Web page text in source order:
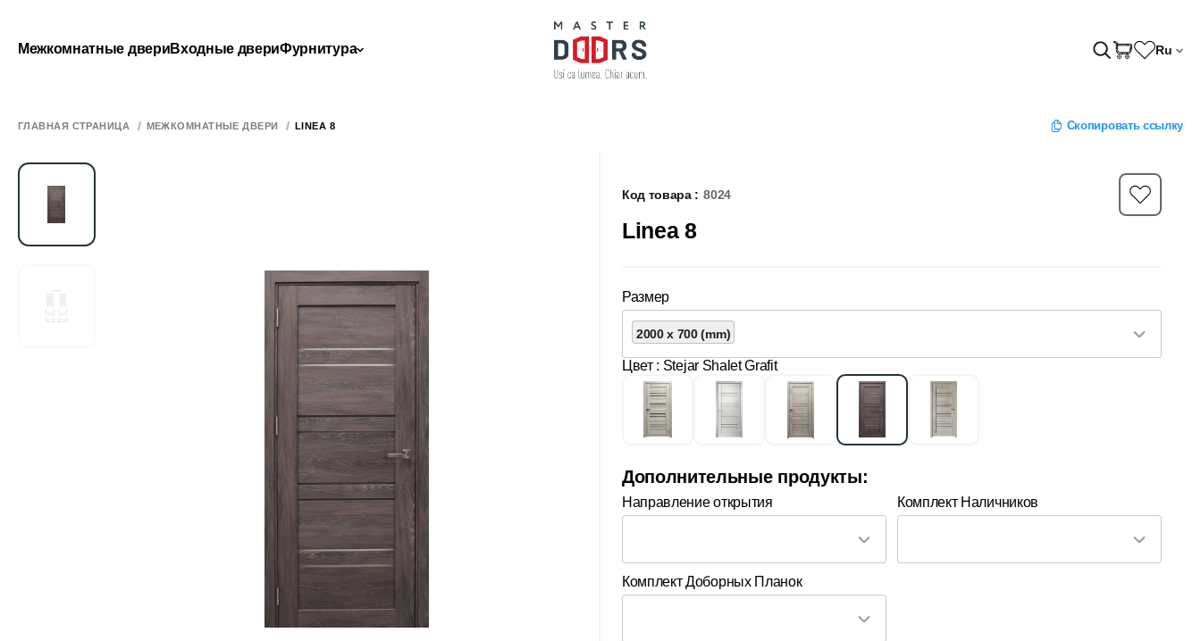
Межкомнатные двериВходные двериФурнитура Ru
ГЛАВНАЯ СТРАНИЦА МЕЖКОМНАТНЫЕ ДВЕРИ LINEA 8 Скопировать ссылку
Код товара : 8024
Linea 8
Размер
2000 x 700 (mm)
Цвет : Stejar Shalet Grafit
Дополнительные продукты:
Направление открытия Комплект Наличников
Комплект Доборных Планок